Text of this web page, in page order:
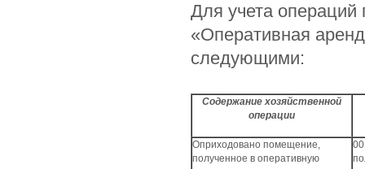
Для учета операций
«Оперативная
следующими:
Содержание хозяйственной
операции
Оприходовано помещение,
полученное в оперативную